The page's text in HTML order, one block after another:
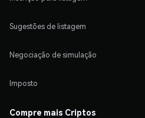
Sugestões de listagem
Negociação de simulação
Imposto
Compre mais Criptos